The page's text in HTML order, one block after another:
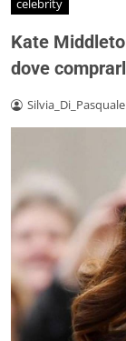
celebrity
Kate
dove
Silvia_Di_Pasquale